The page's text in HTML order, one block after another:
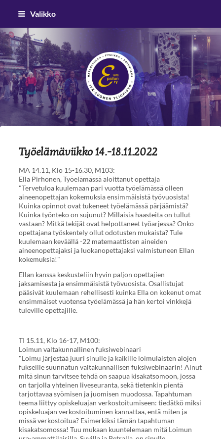
Siirry
sivun
sisältöön
Valikko
Epsilon ry
Työelämäviikko 14.-18.11.2022
MA 14.11, Klo 15-16.30, M103:
Ella Pirhonen, Työelämässä aloittanut opettaja
"Tervetuloa kuulemaan pari vuotta työelämässä olleen
aineenopettajan kokemuksia ensimmäisistä työvuosista!
Kuinka opinnot ovat tukeneet työelämässä pärjäämistä?
Kuinka työnteko on sujunut? Millaisia haasteita on tullut
vastaan? Mitkä tekijät ovat helpottaneet työarjessa? Onko
opettajana työskentely ollut odotusten mukaista? Tule
kuulemaan keväällä -22 matemaattisten aineiden
aineenopettajaksi ja luokanopettajaksi valmistuneen Ellan
kokemuksia!"
Ellan kanssa keskusteliin hyvin paljon opettajien
jaksamisesta ja ensimmäisistä työvuosista. Osallistujat
pääsivät kuulemaan rehellisesti kuinka Ella on kokenut omat
ensimmäiset vuotensa työelämässä ja hän kertoi vinkkejä
tuleville opettajille.
TI 15.11, Klo 16-17, M100:
Loimun valtakunnallinen fuksiwebinaari
"Loimu järjestää juuri sinulle ja kaikille loimulaisten alojen
fukseille suunnatun valtakunnallisen fuksiwebinaarin! Ainut
mitä sinun tarvitsee tehdä on saapua kisakatsomoon, jossa
on tarjolla yhteinen liveseuranta, sekä tietenkin pientä
tarjottavaa syömisen ja juomisen muodossa. Tapahtuman
teema liittyy opiskeluajan verkostoitumiseen: tiedätkö miksi
opiskeluajan verkostoituminen kannattaa, entä miten ja
missä verkostoitua? Esimerkiksi tämän tapahtuman
kisakatsomossa! Tuu mukaan kuuntelemaan mitä Loimun